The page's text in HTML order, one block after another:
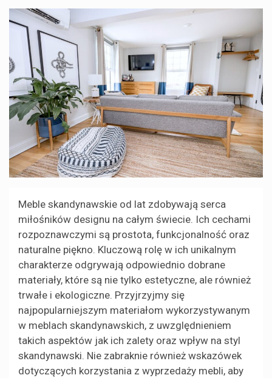
Meble skandynawskie od lat zdobywają serca
miłośników designu na całym świecie. Ich cechami
rozpoznawczymi są prostota, funkcjonalność oraz
naturalne piękno. Kluczową rolę w ich unikalnym
charakterze odgrywają odpowiednio dobrane
materiały, które są nie tylko estetyczne, ale również
trwałe i ekologiczne. Przyjrzyjmy się
najpopularniejszym materiałom wykorzystywanym
w meblach skandynawskich, z uwzględnieniem
takich aspektów jak ich zalety oraz wpływ na styl
skandynawski. Nie zabraknie również wskazówek
dotyczących korzystania z wyprzedaży mebli, aby